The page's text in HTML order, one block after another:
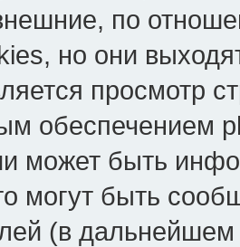
по
но они
просмотр
обеспечением
может быть
могут быть
(в